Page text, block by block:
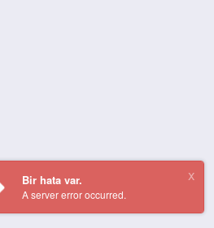
Bir hata var.
A server error occurred.